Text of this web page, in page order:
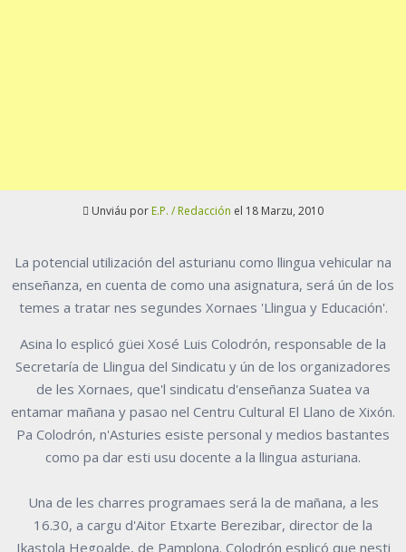
Unviáu por E.P. / Redacción el 18 Marzu, 2010
La potencial utilización del asturianu como llingua vehicular na
enseñanza, en cuenta de como una asignatura, será ún de los
temes a tratar nes segundes Xornaes 'Llingua y Educación'.
Asina lo esplicó güei Xosé Luis Colodrón, responsable de la
Secretaría de Llingua del Sindicatu y ún de los organizadores
de les Xornaes, que'l sindicatu d'enseñanza Suatea va
entamar mañana y pasao nel Centru Cultural El Llano de Xixón.
Pa Colodrón, n'Asturies esiste personal y medios bastantes
como pa dar esti usu docente a la llingua asturiana.
Una de les charres programaes será la de mañana, a les
16.30, a cargu d'Aitor Etxarte Berezibar, director de la
Ikastola Hegoalde, de Pamplona. Colodrón esplicó que nesti